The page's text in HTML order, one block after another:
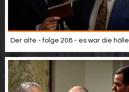
Der alte - folge 208 - es war die hölle